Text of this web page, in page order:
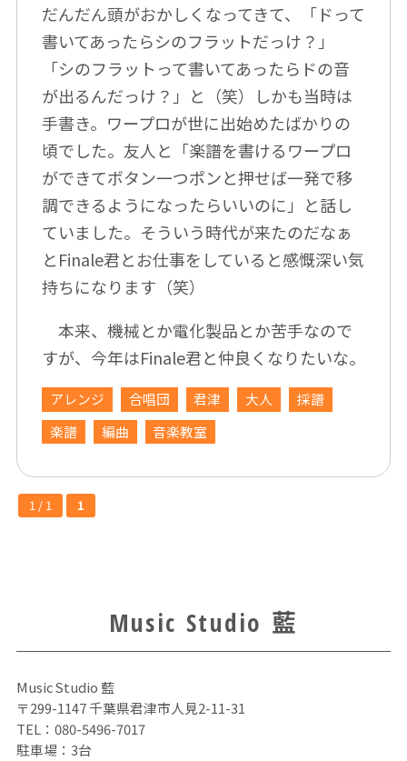
だんだん頭がおかしくなってきて、「ドって
書いてあったらシのフラットだっけ？」
「シのフラットって書いてあったらドの音
が出るんだっけ？」と（笑）しかも当時は
手書き。ワープロが世に出始めたばかりの
頃でした。友人と「楽譜を書けるワープロ
ができてボタン一つポンと押せば一発で移
調できるようになったらいいのに」と話し
ていました。そういう時代が来たのだなぁ
とFinale君とお仕事をしていると感慨深い気
持ちになります（笑）
本来、機械とか電化製品とか苦手なので
すが、今年はFinale君と仲良くなりたいな。
アレンジ 合唱団 君津 大人
採譜
楽譜
編曲 音楽教室
1 / 1 1
Music Studio 藍
Music Studio 藍
〒299-1147 千葉県君津市人見2-11-31
TEL： 080-5496-7017
駐車場：3台